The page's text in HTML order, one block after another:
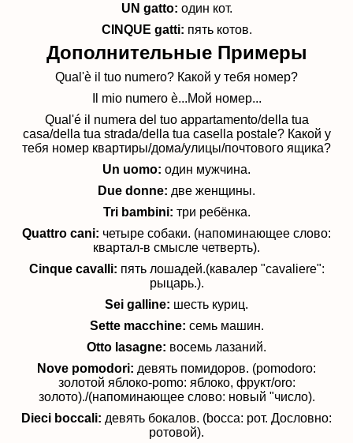
UN gatto: один кот.
CINQUE gatti: пять котов.
Дополнительные Примеры
Qual'è il tuo numero? Какой у тебя номер?
Il mio numero è...Мой номер...
Qual'é il numera del tuo appartamento/della tua
casa/della tua strada/della tua casella postale? Какой у
тебя номер квартиры/дома/улицы/почтового ящика?
Un uomo: один мужчина.
Due donne: две женщины.
Tri bambini: три ребёнка.
Quattro cani: четыре собаки. (напоминающее слово:
квартал-в смысле четверть).
Cinque cavalli: пять лошадей.(кавалер "cavaliere":
рыцарь.).
Sei galline: шесть куриц.
Sette macchine: семь машин.
Otto lasagne: восемь лазаний.
Nove pomodori: девять помидоров. (pomodoro:
золотой яблоко-pomo: яблоко, фрукт/oro:
золото)./(напоминающее слово: новый "число).
Dieci boccali: девять бокалов. (bocca: рот. Дословно:
ротовой).